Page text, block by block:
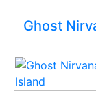
Ghost